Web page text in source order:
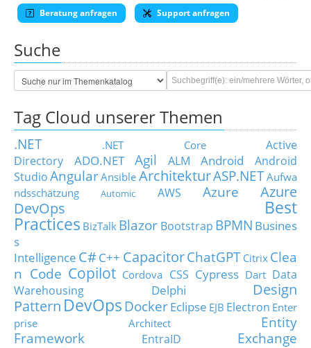
Beratung anfragen
Support anfragen
Suche
Tag Cloud unserer Themen
.NET .NET Core
Active
Directory
ADO.NET Agil ALM Android
Android
StudioAngularAnsible ArchitekturASP.NETAufwa
ndsschätzung
Automic AWS Azure
Azure
DevOps
Best
Practices BizTalk Blazor Bootstrap BPMN Busines
s
Intelligence C#C++ CapacitorChatGPT Citrix Clea
n Code Copilot Cordova CSS Cypress Dart Data
Warehousing
Delphi
Design
Pattern DevOps DockerEclipse EJB Electron Enter
prise Architect
Entity
Framework
EntraID
Exchange